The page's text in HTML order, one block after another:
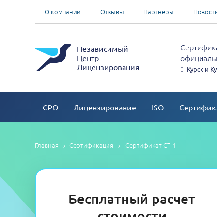
О компании Отзывы Партнеры
Независимый
Центр
Лицензирования
Курск и
СРО Лицензирование ISO
Главная Сертификация Сертификат СТ-1
Бесплатный расчет